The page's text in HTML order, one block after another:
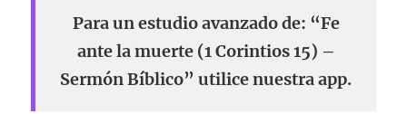
Para un estudio avanzado de: “Fe
ante la muerte (1 Corintios 15) –
Sermón Bíblico” utilice nuestra app.